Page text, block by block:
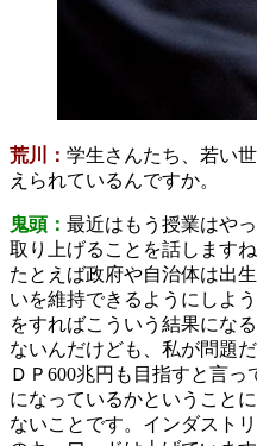
荒川： 学生さんたち、若い
えられているんですか。
鬼頭： 最近はもう授業はや
取り上げることを話しますね
たとえば政府や自治体は出
いを維持できるようにしよ
をすればこういう結果にな
ないんだけども、私が問題
ＤＰ600兆円も目指すと言
になっているかということ
ないことです。インダスト